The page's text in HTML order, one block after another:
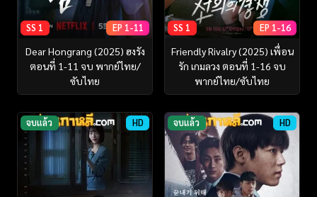
SS 1 EP 1-11
Dear Hongrang (2025) ฮงรัง
ตอนที่ 1-11 จบ พากย์ไทย/
ซับไทย
SS 1 EP 1-16
Friendly Rivalry (2025) เพื่อน
รัก เกมลวง ตอนที่ 1-16 จบ
พากย์ไทย/ซับไทย
จบแล้ว HD จบแล้ว HD